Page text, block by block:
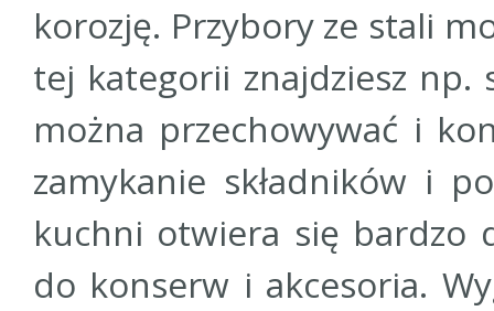
korozję. Przybory ze stali
tej kategorii znajdziesz
można przechowywać i
zamykanie składników i
kuchni otwiera się bardzo
do konserw i akcesoria.